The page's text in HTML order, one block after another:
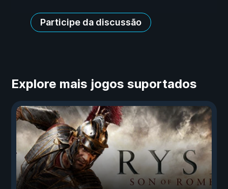
Participe da discussão
Explore mais jogos suportados